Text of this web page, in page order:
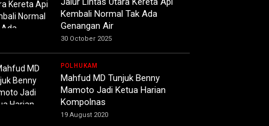
Kembali Normal Tak Ada
Genangan Air
30 October 2025
POLHUKAM
Mahfud MD Tunjuk Benny
Mamoto Jadi Ketua Harian
Kompolnas
19 August 2020